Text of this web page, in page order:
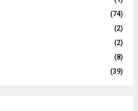
(74)
(2)
(2)
(8)
(39)